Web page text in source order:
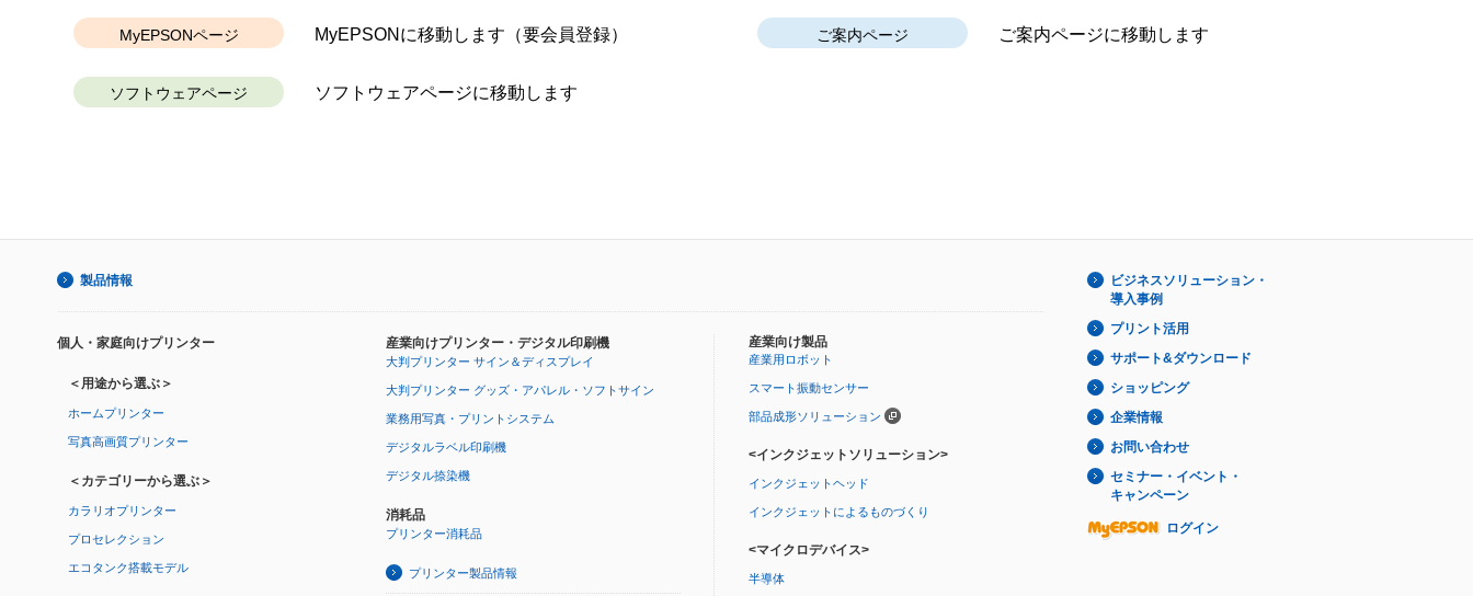
MyEPSONページ MyEPSONに移動します （要会員登録） ご案内ページ ご案内ページに移動します
ソフトウェアページ ソフトウェアページに移動します
製品情報
個人・家庭向けプリンター
＜用途から選ぶ＞
ホームプリンター
写真高画質プリンター
＜カテゴリーから選ぶ＞
カラリオプリンター
プロセレクション
エコタンク搭載モデル
産業向けプリンター・デジタル印刷機
大判プリンター サイン＆ディスプレイ
大判プリンター グッズ・アパレル・ソフトサイン
業務用写真・プリントシステム
デジタルラベル印刷機
デジタル捺染機
消耗品
プリンター消耗品
プリンター製品情報
産業向け製品
産業用ロボット
スマート振動センサー
部品成形ソリューション
<インクジェットソリューション>
インクジェットヘッド
インクジェットによるものづくり
<マイクロデバイス>
半導体
ビジネスソリューション・
導入事例
プリント活用
サポート&ダウンロード
ショッピング
企業情報
お問い合わせ
セミナー・イベント・
キャンペーン
ログイン